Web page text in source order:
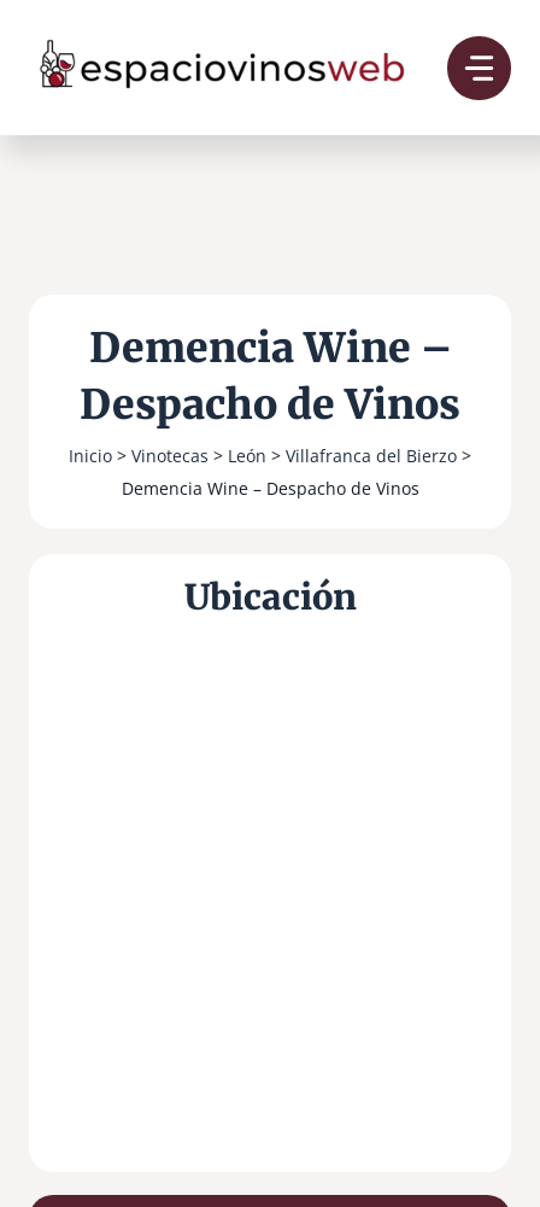
contenido
Demencia Wine –
Despacho de Vinos
Inicio > Vinotecas > León > Villafranca del Bierzo >
Demencia Wine – Despacho de Vinos
Ubicación